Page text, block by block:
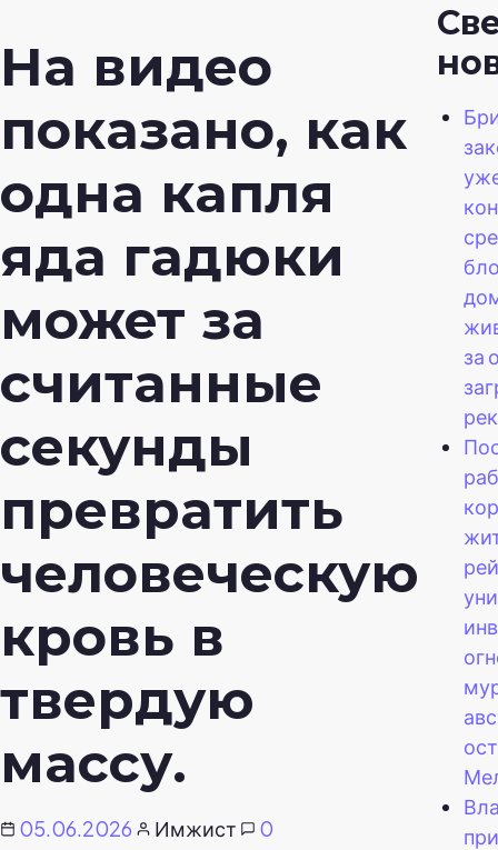
На видео
показано, как
одна капля
яда гадюки
может за
считанные
секунды
превратить
человеческую
кровь в
твердую
массу.
05.06.2026 Имжист
0
за